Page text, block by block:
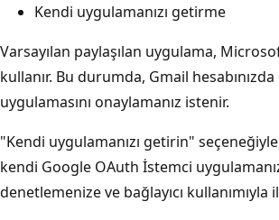
Kendi uygulamanızı getirme
Varsayılan paylaşılan uygulama,
kullanır. Bu durumda, Gmail
uygulamasını onaylamanız istenir.
"Kendi uygulamanızı getirin"
kendi Google OAuth İstemci
denetlemenize ve bağlayıcı